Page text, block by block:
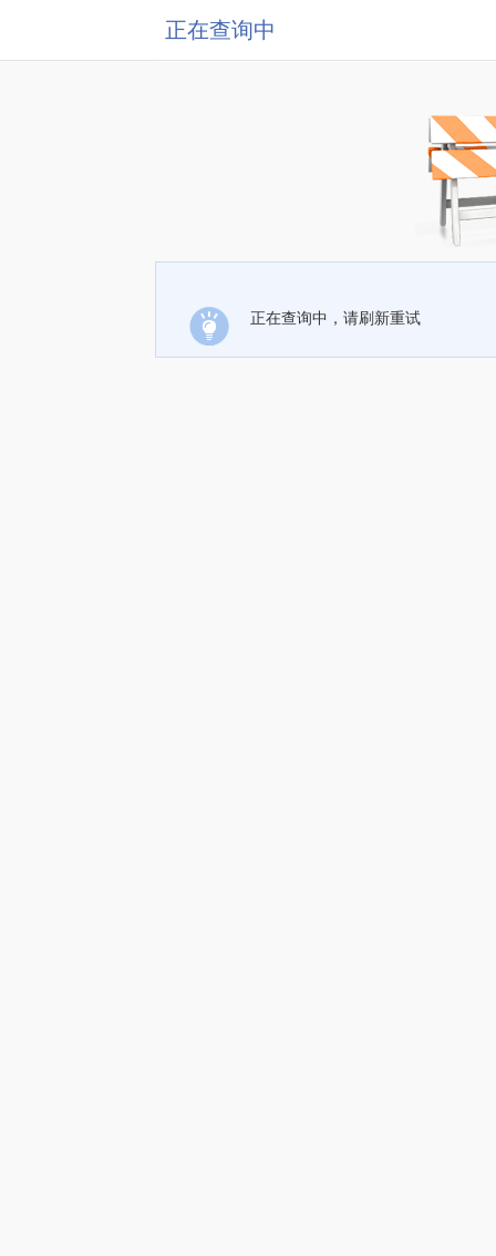
正在查询中
正在查询中，请刷新重试